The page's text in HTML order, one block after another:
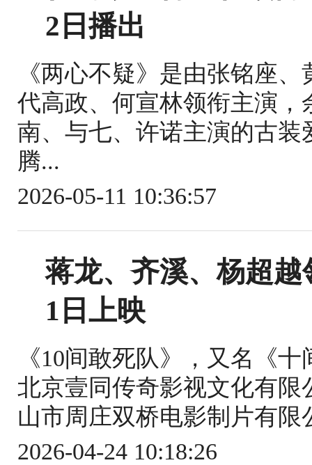
2日播出
《两心不疑》是由张铭座
代高政、何宣林领衔主演
南、与七、许诺主演的古装
腾...
2026-05-11 10:36:57
蒋龙、齐溪、杨超
1日上映
《10间敢死队》，又名《
北京壹同传奇影视文化有
山市周庄双桥电影制片有
2026-04-24 10:18:26